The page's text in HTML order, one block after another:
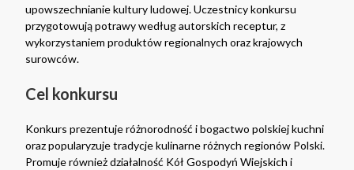
upowszechnianie kultury ludowej. Uczestnicy konkursu
przygotowują potrawy według autorskich receptur, z
wykorzystaniem produktów regionalnych oraz krajowych
surowców.
Cel konkursu
Konkurs prezentuje różnorodność i bogactwo polskiej kuchni
oraz popularyzuje tradycje kulinarne różnych regionów Polski.
Promuje również działalność Kół Gospodyń Wiejskich i